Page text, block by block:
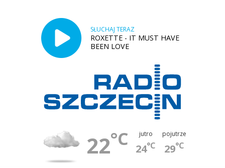
SŁUCHAJ TERAZ
ROXETTE - IT MUST HAVE
BEEN LOVE
22°C jutro
24°C
pojutrze
29°C